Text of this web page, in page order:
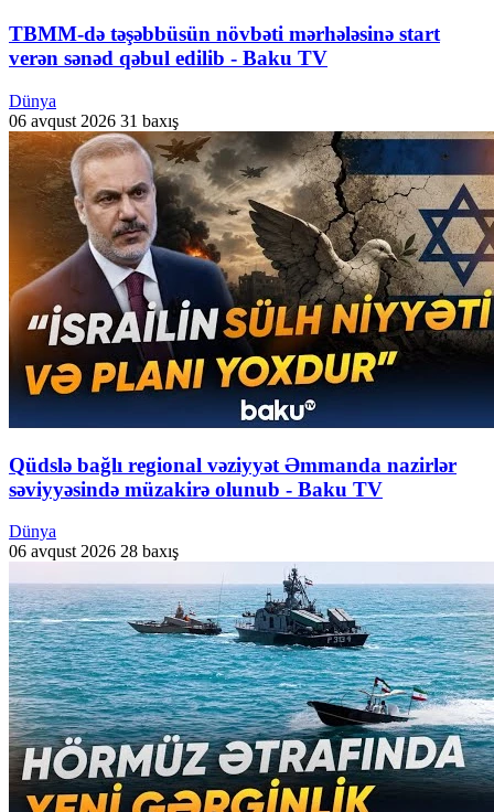
TBMM-də təşəbbüsün növbəti mərhələsinə start
verən sənəd qəbul edilib - Baku TV
Dünya
06 avqust 2026 31 baxış
Qüdslə bağlı regional vəziyyət Əmmanda nazirlər
səviyyəsində müzakirə olunub - Baku TV
Dünya
06 avqust 2026 28 baxış